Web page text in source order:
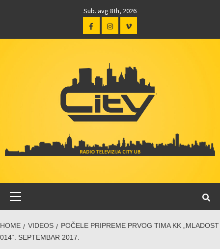
Sub. avg 8th, 2026
HOME VIDEOS
POČELE PRIPREME PRVOG TIMA KK „MLADOST
014“. SEPTEMBAR 2017.